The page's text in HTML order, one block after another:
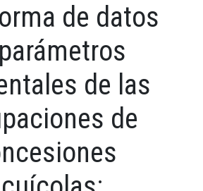
de datos
de las
de